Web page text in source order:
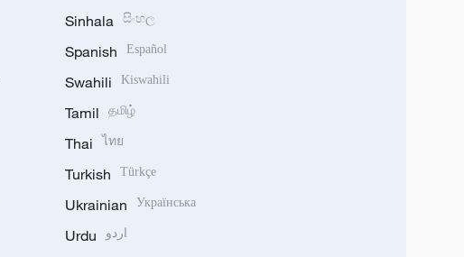
Sinhala සිංහල
Spanish Español
Swahili Kiswahili
Tamil தமிழ்
Thai ไทย
Turkish Türkçe
Ukrainian Українська
Urdu اردو